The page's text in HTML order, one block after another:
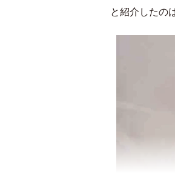
と紹介したの